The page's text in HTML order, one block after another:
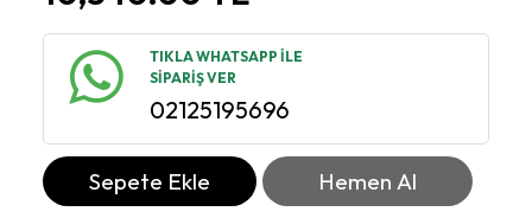
TIKLA WHATSAPP İLE
SİPARİŞ VER
02125195696
Sepete Ekle Hemen Al